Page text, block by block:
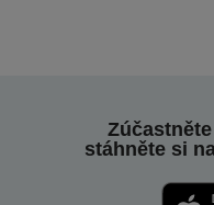
stáhněte si